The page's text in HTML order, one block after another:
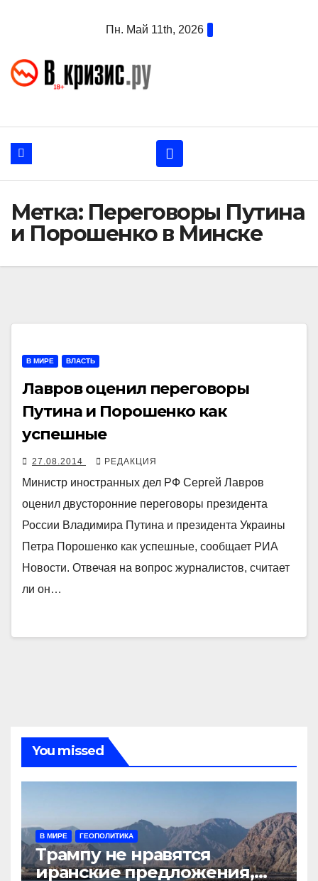
Пн. Май 11th, 2026
Метка: Переговоры Путина
и Порошенко в Минске
В МИРЕ ВЛАСТЬ
Лавров оценил переговоры
Путина и Порошенко как
успешные
27.08.2014 РЕДАКЦИЯ
Министр иностранных дел РФ Сергей Лавров
оценил двусторонние переговоры президента
России Владимира Путина и президента Украины
Петра Порошенко как успешные, сообщает РИА
Новости. Отвечая на вопрос журналистов, считает
ли он…
You missed
В МИРЕ ГЕОПОЛИТИКА
Трампу не нравятся
иранские предложения,